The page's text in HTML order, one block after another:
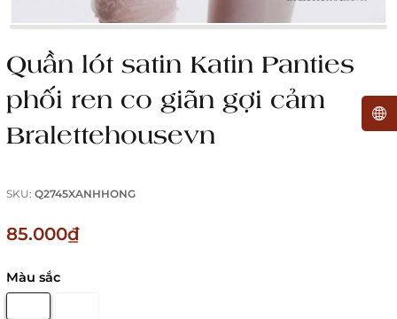
Quần lót satin Katin Panties
phối ren co giãn gợi cảm
Bralettehousevn
SKU: Q2745XANHHONG
85.000₫
Màu sắc